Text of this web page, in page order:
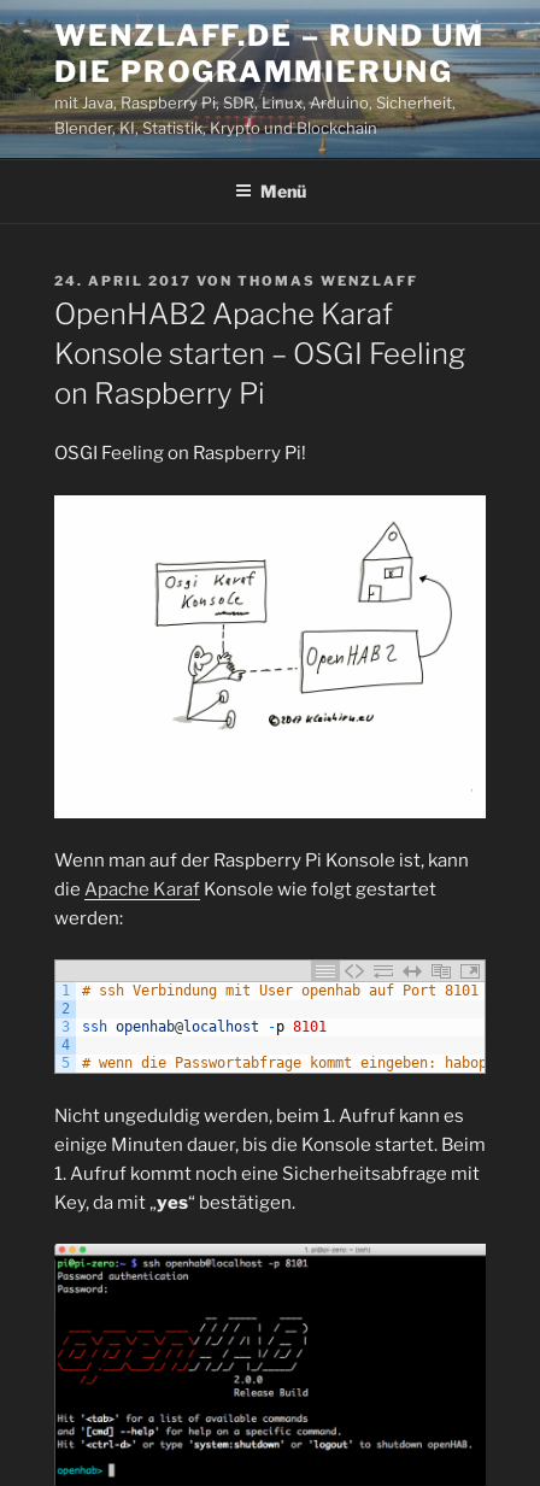
Zum
Inhalt
springen
WENZLAFF.DE – RUND UM
DIE PROGRAMMIERUNG
mit Java, Raspberry Pi, SDR, Linux, Arduino, Sicherheit,
Blender, KI, Statistik, Krypto und Blockchain
Menü
VERÖFFENTLICHT
AM
24. APRIL 2017 VON THOMAS WENZLAFF
OpenHAB2 Apache Karaf
Konsole starten – OSGI Feeling
on Raspberry Pi
OSGI Feeling on Raspberry Pi!
Wenn man auf der Raspberry Pi Konsole ist, kann
die Apache Karaf Konsole wie folgt gestartet
werden:
1
2
3
4
5
# ssh Verbindung mit User openhab auf Port 8101
ssh openhab@localhost -p 8101
# wenn die Passwortabfrage kommt eingeben: habopen
Nicht ungeduldig werden, beim 1. Aufruf kann es
einige Minuten dauer, bis die Konsole startet. Beim
1. Aufruf kommt noch eine Sicherheitsabfrage mit
Key, da mit „yes“ bestätigen.